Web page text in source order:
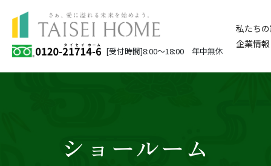
[受付時間]8:00～18:00 年中無休
私たち
企業情報
ショールーム